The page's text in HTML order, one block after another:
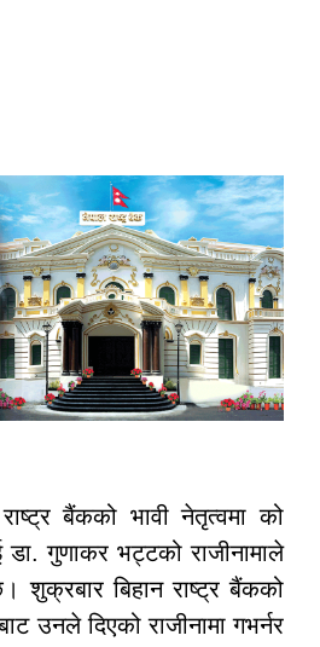
बैंकको भावी नेतृत्वमा को
गुणाकर भट्टको राजीनामाले
शुक्रबार बिहान राष्ट्र बैंकको
उनले दिएको राजीनामा गभर्नर